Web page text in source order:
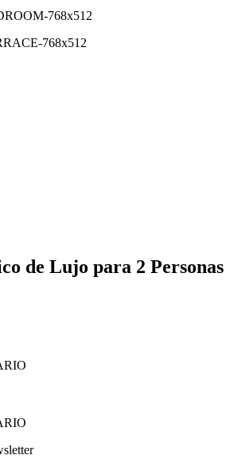
de Lujo para 2 Personas